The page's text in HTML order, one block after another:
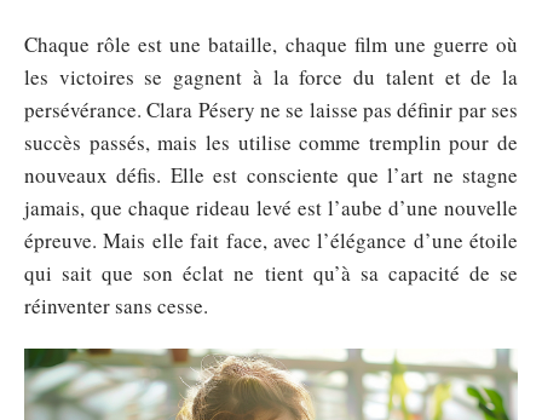
Chaque rôle est une bataille, chaque film une guerre où
les victoires se gagnent à la force du talent et de la
persévérance. Clara Pésery ne se laisse pas définir par ses
succès passés, mais les utilise comme tremplin pour de
nouveaux défis. Elle est consciente que l’art ne stagne
jamais, que chaque rideau levé est l’aube d’une nouvelle
épreuve. Mais elle fait face, avec l’élégance d’une étoile
qui sait que son éclat ne tient qu’à sa capacité de se
réinventer sans cesse.